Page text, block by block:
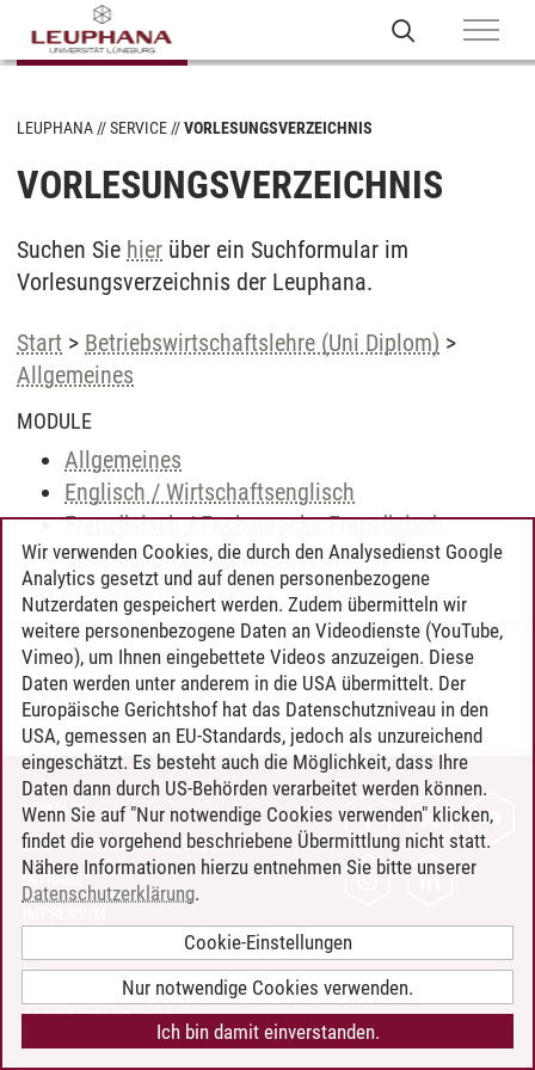
LEUPHANA SERVICE VORLESUNGSVERZEICHNIS
VORLESUNGSVERZEICHNIS
Suchen Sie hier über ein Suchformular im
Vorlesungsverzeichnis der Leuphana.
Start > Betriebswirtschaftslehre (Uni Diplom) >
Allgemeines
MODULE
Allgemeines
Englisch / Wirtschaftsenglisch
Französisch / Fachsprache Französisch
Spanisch / Fachsprache Spanisch
Timo Leder/30.06.2024
KONTAKT
LEUPHANA ALS ARBEITGEBER
INTRANET
BARRIEREFREIHEIT
COOKIE-EINSTELLUNGEN
Wir verwenden Cookies, die durch den Analysedienst Google
Analytics gesetzt und auf denen personenbezogene
Nutzerdaten gespeichert werden. Zudem übermitteln wir
weitere personenbezogene Daten an Videodienste (YouTube,
Vimeo), um Ihnen eingebettete Videos anzuzeigen. Diese
Daten werden unter anderem in die USA übermittelt. Der
Europäische Gerichtshof hat das Datenschutzniveau in den
USA, gemessen an EU-Standards, jedoch als unzureichend
eingeschätzt. Es besteht auch die Möglichkeit, dass Ihre
Daten dann durch US-Behörden verarbeitet werden können.
Wenn Sie auf "Nur notwendige Cookies verwenden" klicken,
findet die vorgehend beschriebene Übermittlung nicht statt.
Nähere Informationen hierzu entnehmen Sie bitte unserer
Datenschutzerklärung.
Cookie-Einstellungen
Nur notwendige Cookies verwenden.
Ich bin damit einverstanden.